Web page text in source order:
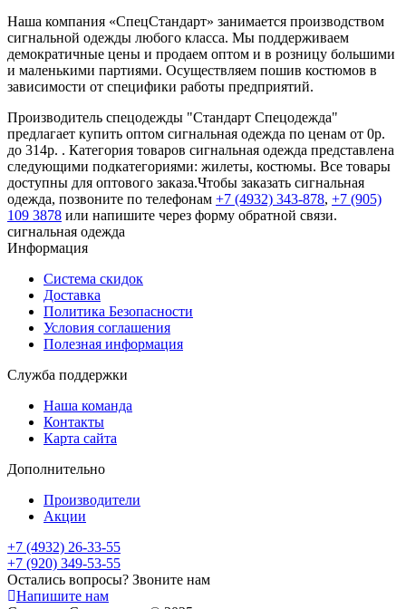
Наша компания «СпецСтандарт» занимается производством
сигнальной одежды любого класса. Мы поддерживаем
демократичные цены и продаем оптом и в розницу большими
и маленькими партиями. Осуществляем пошив костюмов в
зависимости от специфики работы предприятий.
Производитель спецодежды "Стандарт Спецодежда"
предлагает купить оптом сигнальная одежда по ценам от 0р.
до 314р. . Категория товаров сигнальная одежда представлена
следующими подкатегориями: жилеты, костюмы. Все товары
доступны для оптового заказа.Чтобы заказать сигнальная
одежда, позвоните по телефонам +7 (4932) 343-878, +7 (905)
109 3878 или напишите через форму обратной связи.
сигнальная одежда
Информация
Система скидок
Доставка
Политика Безопасности
Условия соглашения
Полезная информация
Служба поддержки
Наша команда
Контакты
Карта сайта
Дополнительно
Производители
Акции
+7 (4932) 26-33-55
+7 (920) 349-53-55
Остались вопросы? Звоните нам
Напишите нам